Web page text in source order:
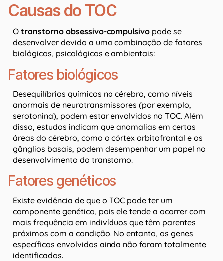
Causas do TOC
O transtorno obsessivo-compulsivo pode se
desenvolver devido a uma combinação de fatores
biológicos, psicológicos e ambientais:
Fatores biológicos
Desequilíbrios químicos no cérebro, como níveis
anormais de neurotransmissores (por exemplo,
serotonina), podem estar envolvidos no TOC. Além
disso, estudos indicam que anomalias em certas
áreas do cérebro, como o córtex orbitofrontal e os
gânglios basais, podem desempenhar um papel no
desenvolvimento do transtorno.
Fatores genéticos
Existe evidência de que o TOC pode ter um
componente genético, pois ele tende a ocorrer com
mais frequência em indivíduos que têm parentes
próximos com a condição. No entanto, os genes
específicos envolvidos ainda não foram totalmente
identificados.